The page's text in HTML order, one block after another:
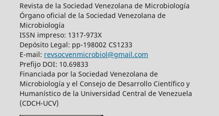
Revista de la Sociedad Venezolana de Microbiología
Órgano oficial de la Sociedad Venezolana de
Microbiología
ISSN impreso: 1317-973X
Depósito Legal: pp-198002 CS1233
E-mail: revsocvenmicrobiol@gmail.com
Prefijo DOI: 10.69833
Financiada por la Sociedad Venezolana de
Microbiología y el Consejo de Desarrollo Científico y
Humanístico de la Universidad Central de Venezuela
(CDCH-UCV)